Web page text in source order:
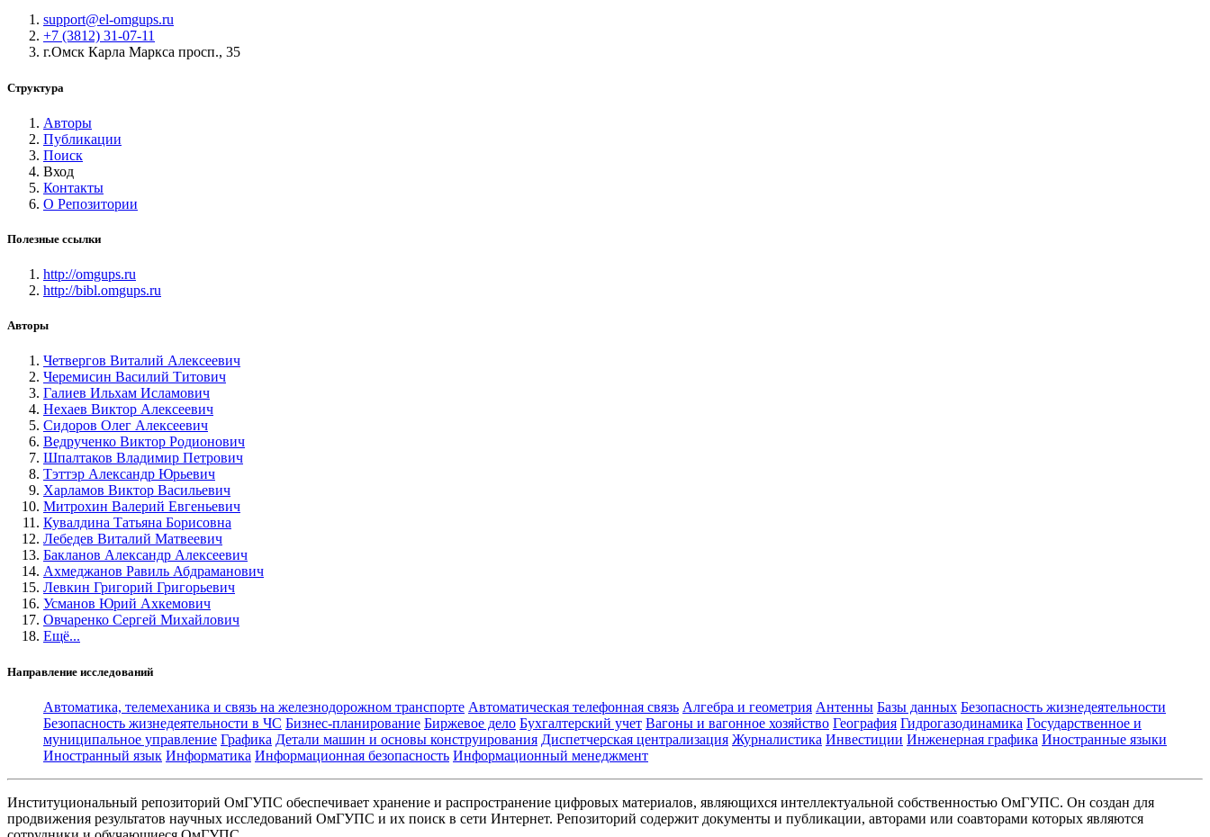
support@el-omgups.ru
+7 (3812) 31-07-11
г.Омск Карла Маркса просп., 35
Структура
Авторы
Публикации
Поиск
Вход
Контакты
О Репозитории
Полезные ссылки
http://omgups.ru
http://bibl.omgups.ru
Авторы
Четвергов Виталий Алексеевич
Черемисин Василий Титович
Галиев Ильхам Исламович
Нехаев Виктор Алексеевич
Сидоров Олег Алексеевич
Ведрученко Виктор Родионович
Шпалтаков Владимир Петрович
Тэттэр Александр Юрьевич
Харламов Виктор Васильевич
Митрохин Валерий Евгеньевич
Кувалдина Татьяна Борисовна
Лебедев Виталий Матвеевич
Бакланов Александр Алексеевич
Ахмеджанов Равиль Абдраманович
Левкин Григорий Григорьевич
Усманов Юрий Ахкемович
Овчаренко Сергей Михайлович
Ещё...
Направление исследований
Автоматика, телемеханика и связь на железнодорожном транспорте Автоматическая телефонная связь Алгебра и геометрия Антенны Базы данных Безопасность жизнедеятельности
Безопасность жизнедеятельности в ЧС Бизнес-планирование Биржевое дело Бухгалтерский учет Вагоны и вагонное хозяйство География Гидрогазодинамика Государственное и
муниципальное управление Графика Детали машин и основы конструирования Диспетчерская централизация Журналистика Инвестиции Инженерная графика Иностранные языки
Иностранный язык Информатика Информационная безопасность Информационный менеджмент
Институциональный репозиторий ОмГУПС обеспечивает хранение и распространение цифровых материалов, являющихся интеллектуальной собственностью ОмГУПС. Он создан для
продвижения результатов научных исследований ОмГУПС и их поиск в сети Интернет. Репозиторий содержит документы и публикации, авторами или соавторами которых являются